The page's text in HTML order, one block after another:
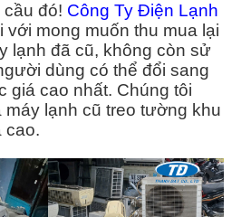
đó! Công Ty Điện Lạnh
với mong muốn thu mua lại
lạnh đã cũ, không còn sử
dùng có thể đổi sang
giá cao nhất. Chúng tôi
máy lạnh cũ treo tường khu
cao.